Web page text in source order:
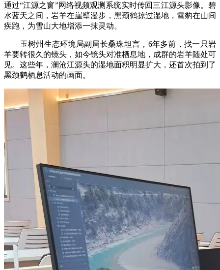
通过“江源之窗”网络视频观测系统实时传回三江源头影像。碧
水蓝天之间，岩羊在崖壁漫步，黑颈鹤掠过湿地，雪豹在山间
疾跑，为雪山大地增添一抹灵动。
玉树州生态环境局副局长桑珠坦言，6年多前，找一只岩
羊要转很久的镜头，如今镜头对准栖息地，成群的岩羊随处可
见。这些年，澜沧江源头的湿地面积明显扩大，还首次拍到了
黑颈鹤栖息活动的画面。